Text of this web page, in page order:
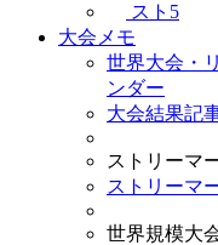
スト5
大会メモ
世界大会・
ンダー
大会結果記
ストリーマ
ストリーマ
世界規模大